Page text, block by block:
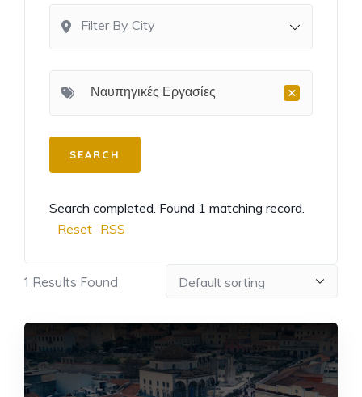
Filter By City
×
Ναυπηγικές Εργασίες
Search completed. Found 1 matching record.
Reset RSS
1 Results Found